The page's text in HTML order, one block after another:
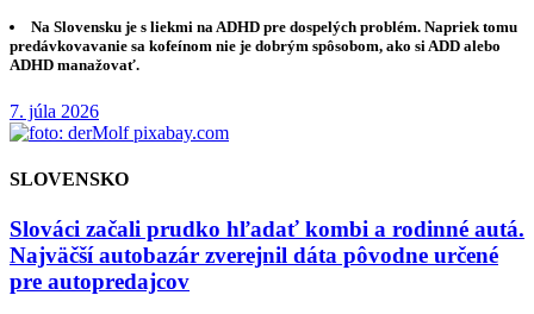
Na Slovensku je s liekmi na ADHD pre dospelých problém. Napriek tomu
predávkovavanie sa kofeínom nie je dobrým spôsobom, ako si ADD alebo
ADHD manažovať.
7. júla 2026
SLOVENSKO
Slováci začali prudko hľadať kombi a rodinné autá.
Najväčší autobazár zverejnil dáta pôvodne určené
pre autopredajcov